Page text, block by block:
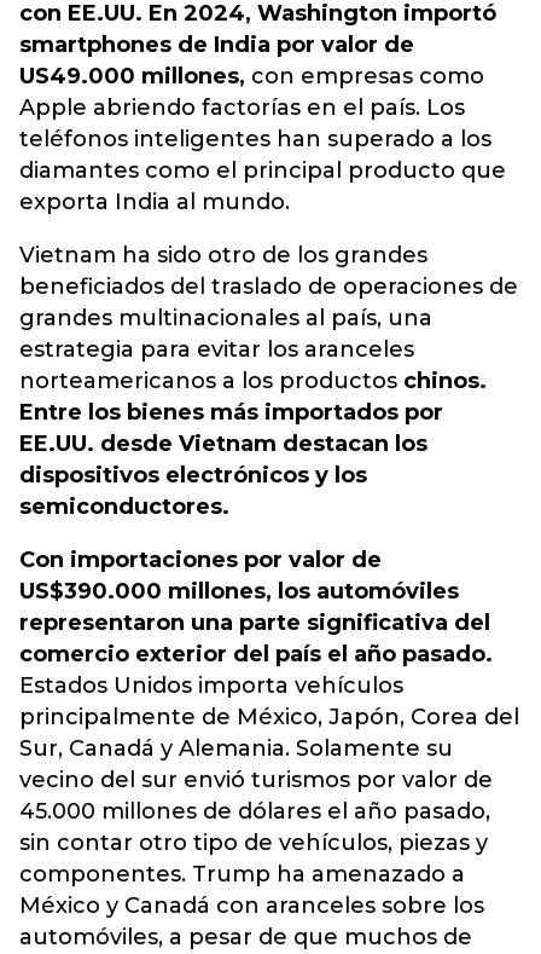
con EE.UU. En 2024, Washington importó
smartphones de India por valor de
US49.000 millones, con empresas como
Apple abriendo factorías en el país. Los
teléfonos inteligentes han superado a los
diamantes como el principal producto que
exporta India al mundo.
Vietnam ha sido otro de los grandes
beneficiados del traslado de operaciones de
grandes multinacionales al país, una
estrategia para evitar los aranceles
norteamericanos a los productos chinos.
Entre los bienes más importados por
EE.UU. desde Vietnam destacan los
dispositivos electrónicos y los
semiconductores.
Con importaciones por valor de
US$390.000 millones, los automóviles
representaron una parte significativa del
comercio exterior del país el año pasado.
Estados Unidos importa vehículos
principalmente de México, Japón, Corea del
Sur, Canadá y Alemania. Solamente su
vecino del sur envió turismos por valor de
45.000 millones de dólares el año pasado,
sin contar otro tipo de vehículos, piezas y
componentes. Trump ha amenazado a
México y Canadá con aranceles sobre los
automóviles, a pesar de que muchos de